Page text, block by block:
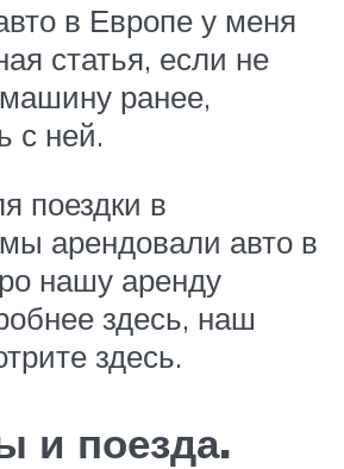
в Европе у меня
статья, если не
ранее,
с ней.
поездки в
арендовали авто в
нашу аренду
здесь, наш
здесь.
и поезда.